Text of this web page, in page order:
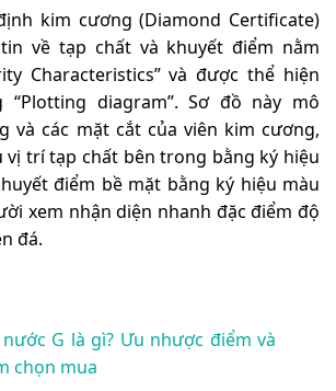
kim cương (Diamond Certificate)
về tạp chất và khuyết điểm nằm
Characteristics” và được thể hiện
diagram”. Sơ đồ này mô
và các mặt cắt của viên kim cương,
vị trí tạp chất bên trong bằng ký hiệu
điểm bề mặt bằng ký hiệu màu
xem nhận diện nhanh đặc điểm độ
đá.
G là gì? Ưu nhược điểm và
chọn mua